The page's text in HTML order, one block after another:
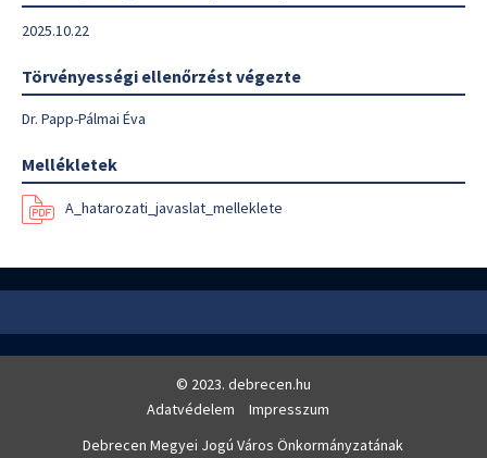
2025.10.22
Törvényességi ellenőrzést végezte
Dr. Papp-Pálmai Éva
Mellékletek
A_hatarozati_javaslat_melleklete
© 2023. debrecen.hu
Adatvédelem
Impresszum
Debrecen Megyei Jogú Város Önkormányzatának